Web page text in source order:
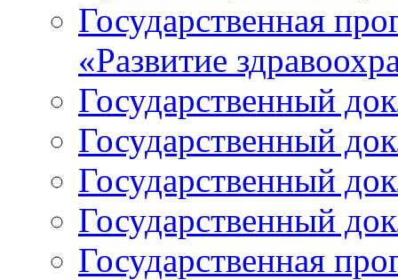
Государственная
«Развитие
Государственный
Государственный
Государственный
Государственный
Государственная